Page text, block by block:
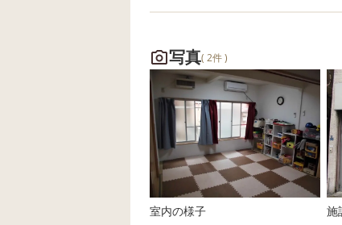
期休業日(夏休みなど)には、NHKに
宮に初詣に行ったり、活動は幅広い
です。 感触遊びや制作活動も取り
れたり、音楽療法の先生を呼んで、
活動する日もあるようです。
写真( 2件 )
室内の様子 施